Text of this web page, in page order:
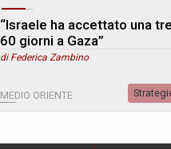
“Israele ha accettato una
60 giorni a Gaza”
di Federica Zambino
MEDIO ORIENTE